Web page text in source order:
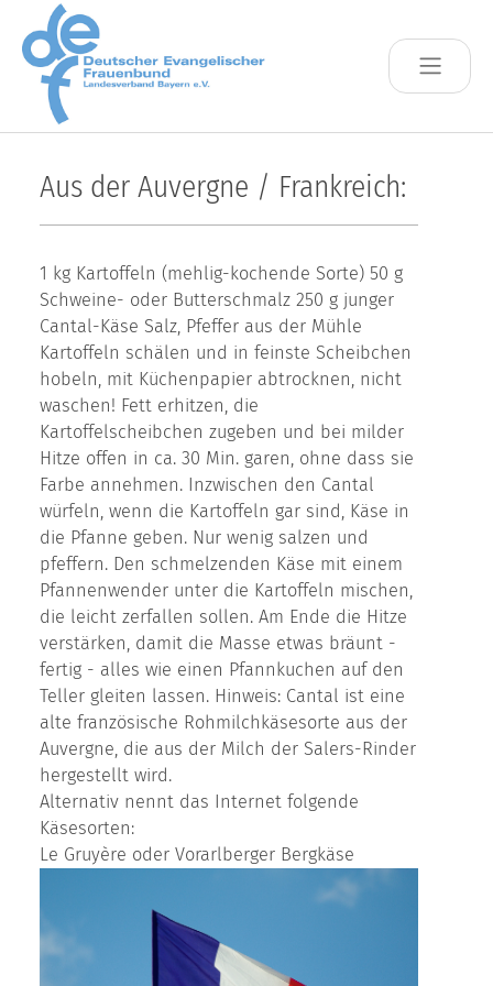
Skip to main content
Aus der Auvergne / Frankreich:
1 kg Kartoffeln (mehlig-kochende Sorte) 50 g
Schweine- oder Butterschmalz 250 g junger
Cantal-Käse Salz, Pfeffer aus der Mühle
Kartoffeln schälen und in feinste Scheibchen
hobeln, mit Küchenpapier abtrocknen, nicht
waschen! Fett erhitzen, die
Kartoffelscheibchen zugeben und bei milder
Hitze offen in ca. 30 Min. garen, ohne dass sie
Farbe annehmen. Inzwischen den Cantal
würfeln, wenn die Kartoffeln gar sind, Käse in
die Pfanne geben. Nur wenig salzen und
pfeffern. Den schmelzenden Käse mit einem
Pfannenwender unter die Kartoffeln mischen,
die leicht zerfallen sollen. Am Ende die Hitze
verstärken, damit die Masse etwas bräunt -
fertig - alles wie einen Pfannkuchen auf den
Teller gleiten lassen. Hinweis: Cantal ist eine
alte französische Rohmilch­käsesorte aus der
Auvergne, die aus der Milch der Salers-Rinder
hergestellt wird.
Alternativ nennt das Internet folgende
Käsesorten:
Le Gruyère oder Vorarlberger Bergkäse